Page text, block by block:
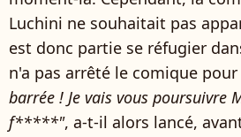
Luchini ne souhaitait pas
est donc partie se réfugier
n'a pas arrêté le comique
barrée ! Je vais vous poursuivre
f*****", a-t-il alors lancé,